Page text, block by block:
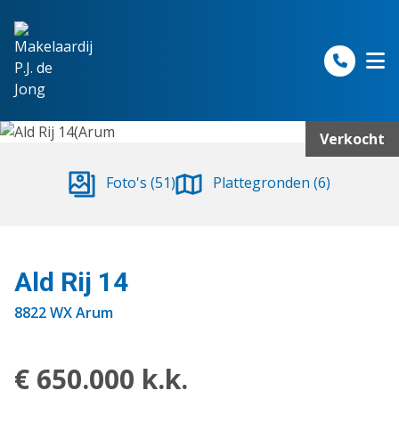
Verkocht
Foto's (51) Plattegronden (6)
Ald Rij 14
8822 WX Arum
€ 650.000 k.k.